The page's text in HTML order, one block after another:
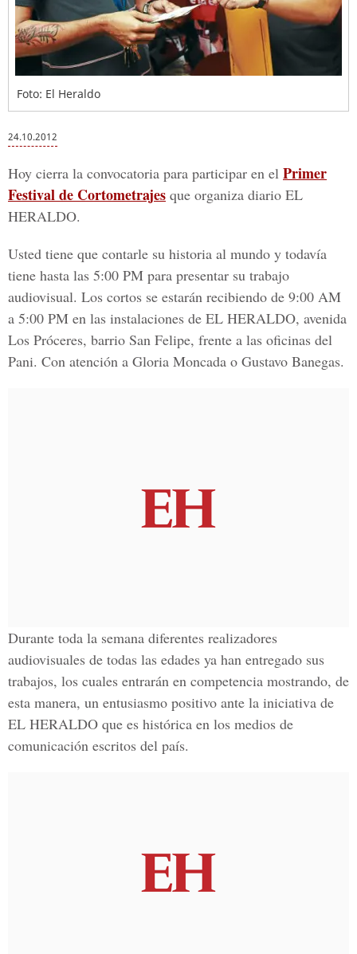
Foto: El Heraldo
24.10.2012
Hoy cierra la convocatoria para participar en el Primer
Festival de Cortometrajes que organiza diario EL
HERALDO.
Usted tiene que contarle su historia al mundo y todavía
tiene hasta las 5:00 PM para presentar su trabajo
audiovisual. Los cortos se estarán recibiendo de 9:00 AM
a 5:00 PM en las instalaciones de EL HERALDO, avenida
Los Próceres, barrio San Felipe, frente a las oficinas del
Pani. Con atención a Gloria Moncada o Gustavo Banegas.
Durante toda la semana diferentes realizadores
audiovisuales de todas las edades ya han entregado sus
trabajos, los cuales entrarán en competencia mostrando, de
esta manera, un entusiasmo positivo ante la iniciativa de
EL HERALDO que es histórica en los medios de
comunicación escritos del país.